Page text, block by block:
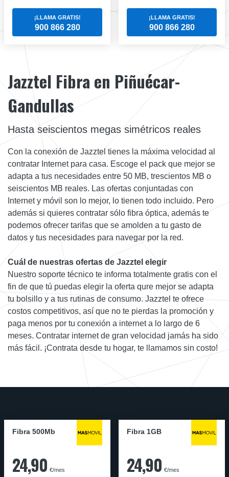
¡LLAMA GRATIS!
900 866 280
¡LLAMA GRATIS!
900 866 280
Jazztel Fibra en Piñuécar-
Gandullas
Hasta seiscientos megas simétricos reales
Con la conexión de Jazztel tienes la máxima velocidad al
contratar Internet para casa. Escoge el pack que mejor se
adapta a tus necesidades entre 50 MB, trescientos MB o
seiscientos MB reales. Las ofertas conjuntadas con
Internet y móvil son lo mejor, lo tienen todo incluido. Pero
además si quieres contratar sólo fibra óptica, además te
podemos ofrecer tarifas que se amolden a tu gasto de
datos y tus necesidades para navegar por la red.
Cuál de nuestras ofertas de Jazztel elegir
Nuestro soporte técnico te informa totalmente gratis con el
fin de que tú puedas elegir la oferta qure mejor se adapta
tu bolsillo y a tus rutinas de consumo. Jazztel te ofrece
costos competitivos, así que no te pierdas la promoción y
paga menos por tu conexión a internet a lo largo de 6
meses. Contratar internet de gran velocidad jamás ha sido
más fácil. ¡Contrata desde tu hogar, te llamamos sin costo!
Fibra 500Mb
24,90 €/mes
Fibra 1GB
24,90 €/mes